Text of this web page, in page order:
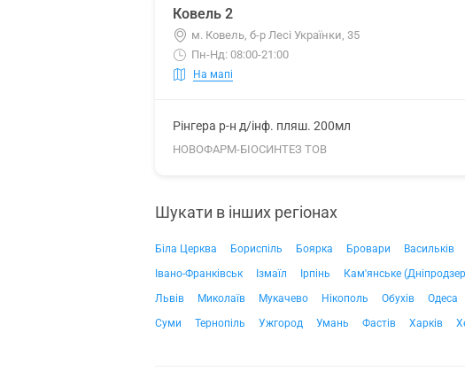
Ковель 2
м. Ковель, б-р Лесі Українки, 35
Пн-Нд: 08:00-21:00
На мапі
Рінгера р-н д/інф. пляш. 200мл
НОВОФАРМ-БІОСИНТЕЗ ТОВ
Шукати в інших регіонах
Біла Церква Бориспіль Боярка Бровари Васильків
Івано-Франківськ
Ізмаїл Ірпінь Кам'янське
Львів
Миколаїв Мукачево Нікополь Обухів Одеса
Суми
Тернопіль Ужгород Умань Фастів Харків